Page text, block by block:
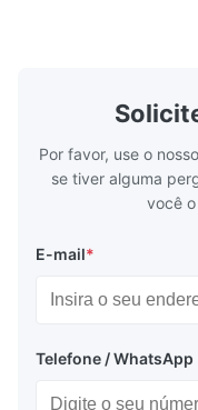
14m,5.8m,6m,10m-
customer's actual
Por favor, use o
se tiver alguma
você
E-mail*
Telefone / WhatsApp